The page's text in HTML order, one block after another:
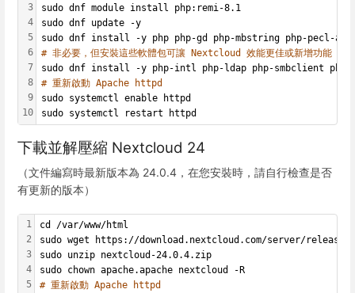
3
4
5
6
7
8
9
10
sudo dnf module install php:remi-8.1
sudo dnf update -y
sudo dnf install -y php php-gd php-mbstring php-pecl-
# 非必要，但安裝這些軟體包可讓 Nextcloud 效能更佳或新增功能
sudo dnf install -y php-intl php-ldap php-smbclient php-
# 重新啟動 Apache httpd
sudo systemctl enable httpd
sudo systemctl restart httpd
下載並解壓縮 Nextcloud 24
（文件編寫時最新版本為 24.0.4，在您安裝時，請自行檢查是否
有更新的版本）
1
2
3
4
5
cd /var/www/html
sudo wget https://download.nextcloud.com/server/
sudo unzip nextcloud-24.0.4.zip
sudo chown apache.apache nextcloud -R
# 重新啟動 Apache httpd